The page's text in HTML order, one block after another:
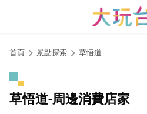
首頁 景點探索 草悟道
草悟道-周邊消費店家